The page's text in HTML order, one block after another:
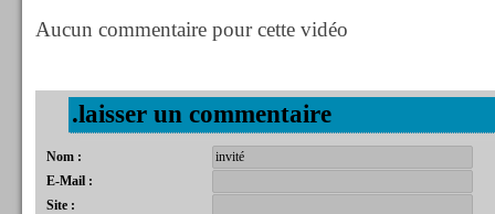
Aucun commentaire pour cette vidéo
.laisser un commentaire
Nom :
E-Mail :
Site :